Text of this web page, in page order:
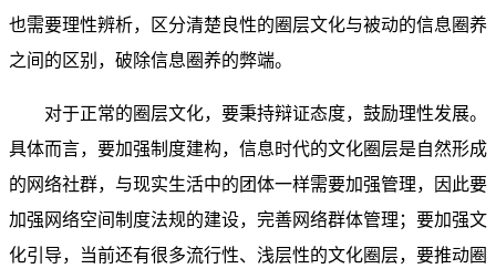
也需要理性辨析，区分清楚良性的圈层文化与被动的信息圈养
之间的区别，破除信息圈养的弊端。
对于正常的圈层文化，要秉持辩证态度，鼓励理性发展。
具体而言，要加强制度建构，信息时代的文化圈层是自然形成
的网络社群，与现实生活中的团体一样需要加强管理，因此要
加强网络空间制度法规的建设，完善网络群体管理；要加强文
化引导，当前还有很多流行性、浅层性的文化圈层，要推动圈